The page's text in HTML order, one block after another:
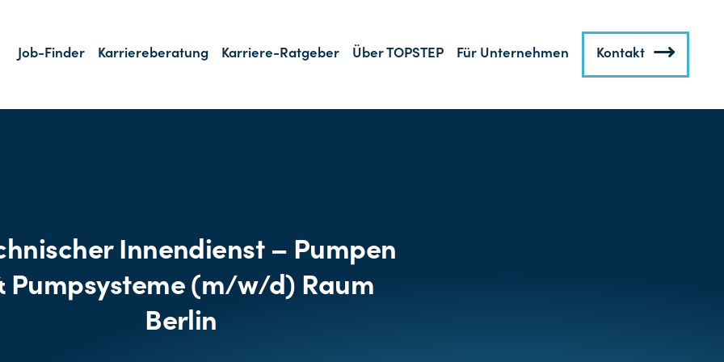
Job-Finder Karriereberatung Karriere-Ratgeber Über TOPSTEP Für Unternehmen Kontakt
Innendienst – Pumpen
Pumpsysteme (m/w/d) Raum
Berlin